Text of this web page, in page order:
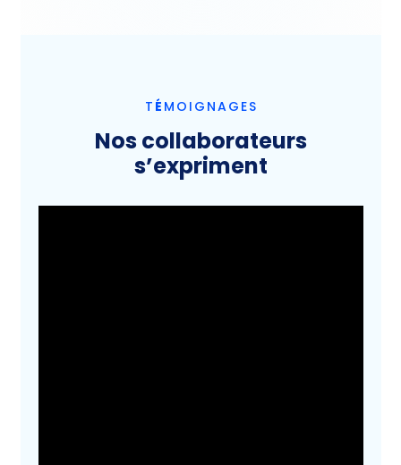
T É MOIGNAGES
Nos collaborateurs
s’expriment